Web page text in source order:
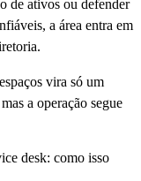
de ativos ou defender
a área entra em
vira só um
a operação segue
desk: como isso